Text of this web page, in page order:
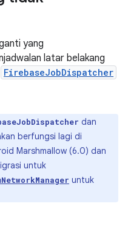
yang
latar belakang
FirebaseJobDispatcher
dan
berfungsi lagi di
Marshmallow (6.0) dan
untuk
untuk